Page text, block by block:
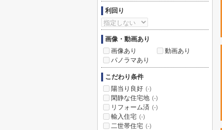
利回り
画像・動画あり
画像あり
動画あり
パノラマあり
こだわり条件
陽当り良好 (-)
閑静な住宅地 (-)
リフォーム済 (-)
輸入住宅 (-)
二世帯住宅 (-)